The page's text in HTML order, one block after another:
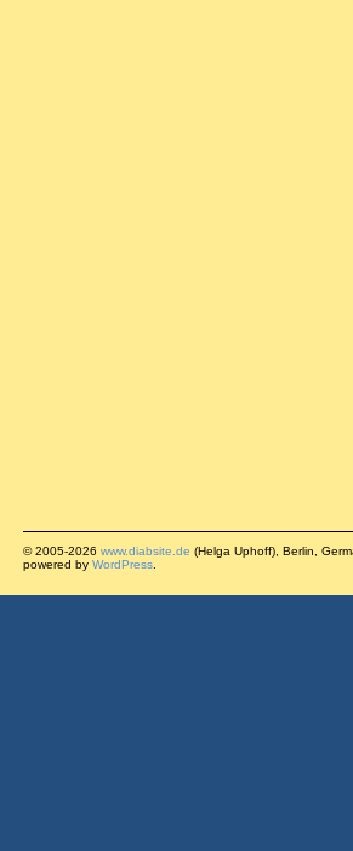
© 2005-2026 www.diabsite.de (Helga Uphoff), Berlin,
powered by WordPress.